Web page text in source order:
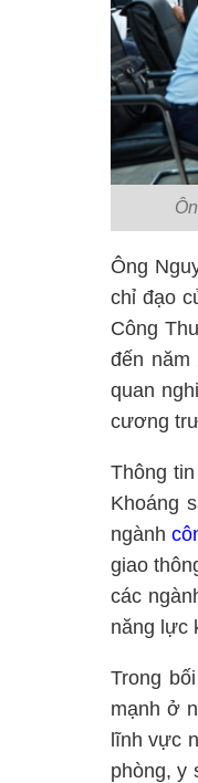
Ông
chỉ đạo
Công
đến năm
quan
cương
Thông
Khoáng
ngành
giao
các
năng lực
Trong
mạnh ở
lĩnh vực
phòng, y